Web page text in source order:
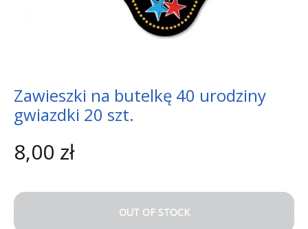
Zawieszki na butelkę 40 urodziny
gwiazdki 20 szt.
8,00 zł
OUT OF STOCK